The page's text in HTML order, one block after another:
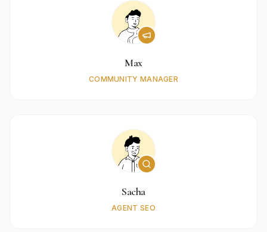
Max
COMMUNITY MANAGER
Sacha
AGENT SEO